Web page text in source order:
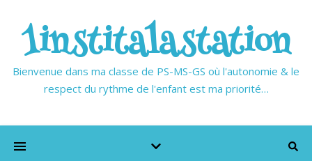
1institalastation
Bienvenue dans ma classe de PS-MS-GS où l'autonomie & le
respect du rythme de l'enfant est ma priorité…